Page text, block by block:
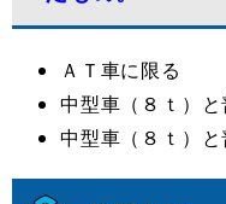
ＡＴ車に限る
中型車（８ｔ）
中型車（８ｔ）